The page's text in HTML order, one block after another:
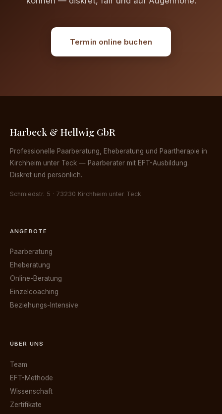
Termin online buchen
Harbeck & Hellwig GbR
Professionelle Paarberatung, Eheberatung und Paartherapie in
Kirchheim unter Teck — Paarberater mit EFT-Ausbildung.
Diskret und persönlich.
Schmiedstr. 5 · 73230 Kirchheim unter Teck
ANGEBOTE
Paarberatung
Eheberatung
Online-Beratung
Einzelcoaching
Beziehungs-Intensive
ÜBER UNS
Team
EFT-Methode
Wissenschaft
Zertifikate